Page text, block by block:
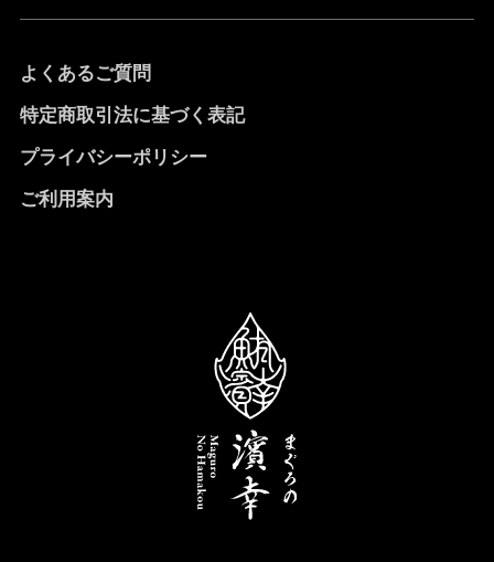
よくあるご質問
特定商取引法に基づく表記
プライバシーポリシー
ご利用案内